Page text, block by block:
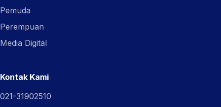
Pemuda
Perempuan
Media Digital
Kontak Kami
021-31902510